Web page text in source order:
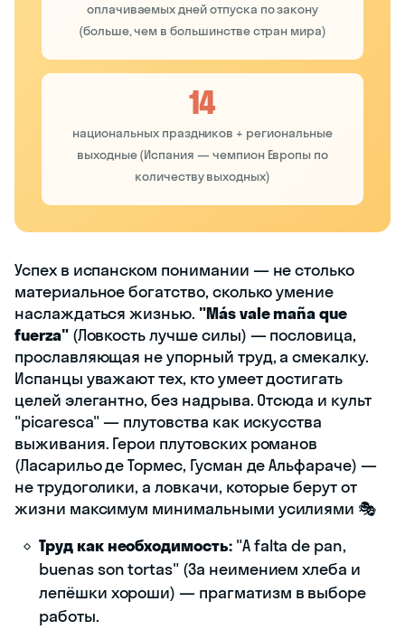
оплачиваемых дней отпуска по закону
(больше, чем в большинстве стран мира)
14
национальных праздников + региональные
выходные (Испания — чемпион Европы по
количеству выходных)
Успех в испанском понимании — не столько
материальное богатство, сколько умение
наслаждаться жизнью. "Más vale maña que
fuerza"(Ловкость лучше силы) — пословица,
прославляющая не упорный труд, а смекалку.
Испанцы уважают тех, кто умеет достигать
целей элегантно, без надрыва. Отсюда и культ
"picaresca" — плутовства как искусства
выживания. Герои плутовских романов
(Ласарильо де Тормес, Гусман де Альфараче) —
не трудоголики, а ловкачи, которые берут от
жизни максимум минимальными усилиями 🎭
Труд как необходимость:"A falta de pan,
buenas son tortas" (За неимением хлеба и
лепёшки хороши) — прагматизм в выборе
работы.